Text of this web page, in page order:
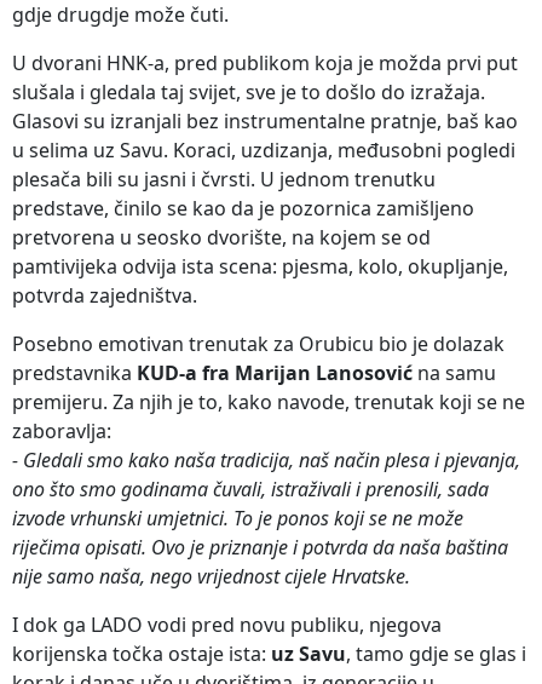
gdje drugdje može čuti.
U dvorani HNK-a, pred publikom koja je možda prvi put
slušala i gledala taj svijet, sve je to došlo do izražaja.
Glasovi su izranjali bez instrumentalne pratnje, baš kao
u selima uz Savu. Koraci, uzdizanja, međusobni pogledi
plesača bili su jasni i čvrsti. U jednom trenutku
predstave, činilo se kao da je pozornica zamišljeno
pretvorena u seosko dvorište, na kojem se od
pamtivijeka odvija ista scena: pjesma, kolo, okupljanje,
potvrda zajedništva.
Posebno emotivan trenutak za Orubicu bio je dolazak
predstavnika KUD-a fra Marijan Lanosović na samu
premijeru. Za njih je to, kako navode, trenutak koji se ne
zaboravlja:
- Gledali smo kako naša tradicija, naš način plesa i pjevanja,
ono što smo godinama čuvali, istraživali i prenosili, sada
izvode vrhunski umjetnici. To je ponos koji se ne može
riječima opisati. Ovo je priznanje i potvrda da naša baština
nije samo naša, nego vrijednost cijele Hrvatske.
I dok ga LADO vodi pred novu publiku, njegova
korijenska točka ostaje ista: uz Savu, tamo gdje se glas i